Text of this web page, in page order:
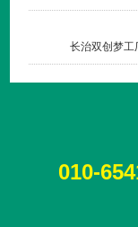
长治双创梦工
010-